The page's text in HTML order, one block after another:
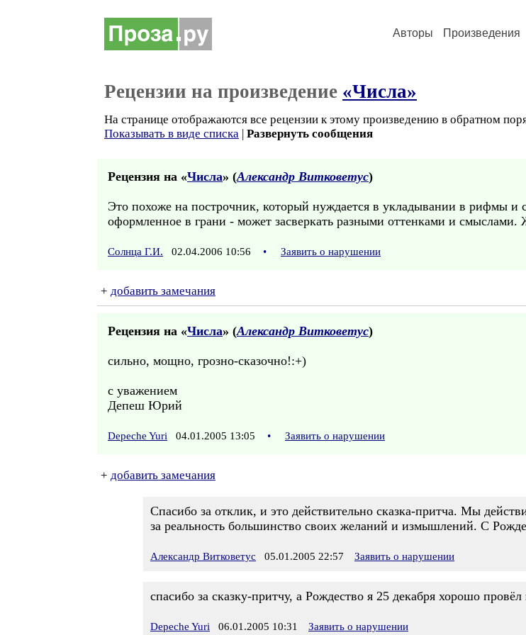
Авторы Произведения
Рецензии на произведение «Числа»
На странице отображаются все рецензии к этому произведению в обратном
Показывать в виде списка | Развернуть сообщения
Рецензия на «Числа» (Александр Витковетус)
Это похоже на построчник, который нуждается в укладывании в рифмы и
оформленное в грани - может засверкать разными оттенками и смыслами.
Солнца Г.И. 02.04.2006 10:56 • Заявить о нарушении
+ добавить замечания
Рецензия на «Числа» (Александр Витковетус)
сильно, мощно, грозно-сказочно!:+)
с уважением
Депеш Юрий
Depeche Yuri 04.01.2005 13:05 • Заявить о нарушении
+ добавить замечания
Спасибо за отклик, и это действительно сказка-притча. Мы
за реальность большинство своих желаний и измышлений. С
Александр Витковетус 05.01.2005 22:57 Заявить о нарушении
спасибо за сказку-притчу, а Рождество я 25 декабря хорошо
Depeche Yuri 06.01.2005 10:31 Заявить о нарушении